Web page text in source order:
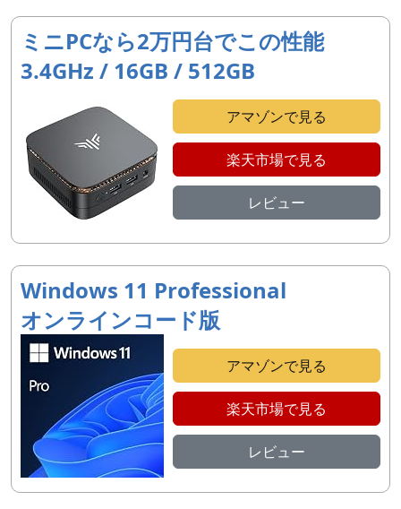
ミニPCなら2万円台でこの性能
3.4GHz / 16GB / 512GB
アマゾンで見る
楽天市場で見る
レビュー
Windows 11 Professional
オンラインコード版
アマゾンで見る
楽天市場で見る
レビュー